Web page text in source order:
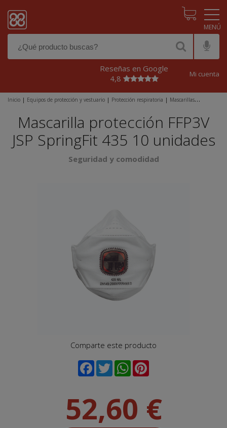
Reseñas en Google
4,8
Mi cuenta
Inicio | Equipos de protección y vestuario | Protección respiratoria | Mascarillas
Comparte este producto
Mascarilla protección FFP3V
JSP SpringFit 435 10 unidades
Seguridad y comodidad
52,60 €